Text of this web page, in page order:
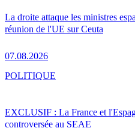
La droite attaque les ministres
réunion de l'UE sur Ceuta
07.08.2026
EXCLUSIF : La France et
controversée au SEAE
POLITIQUE